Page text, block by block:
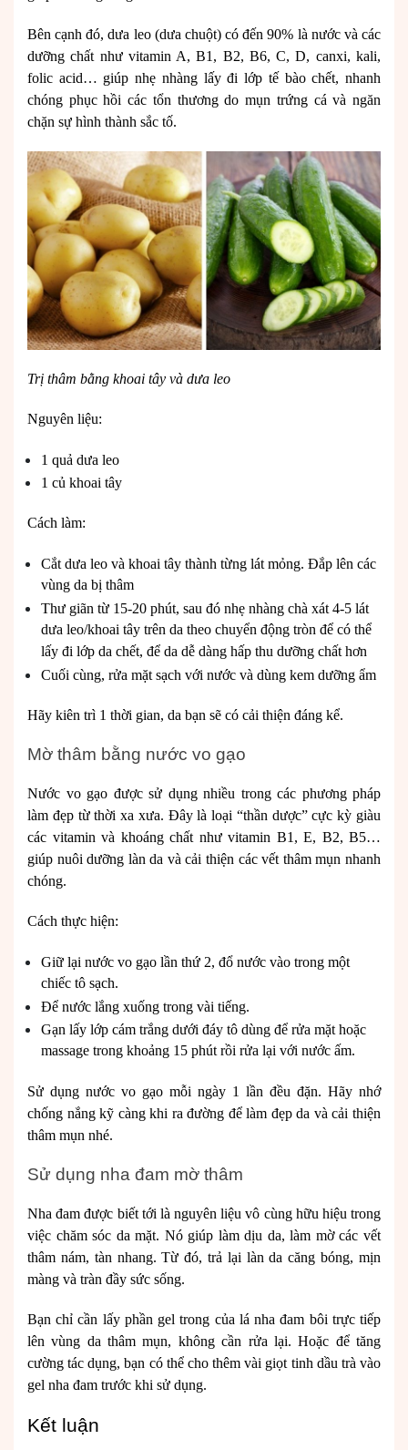
Bên cạnh đó, dưa leo (dưa chuột) có đến 90% là nước và các
dưỡng chất như vitamin A, B1, B2, B6, C, D, canxi, kali,
folic acid… giúp nhẹ nhàng lấy đi lớp tế bào chết, nhanh
chóng phục hồi các tổn thương domụn trứng cá và ngăn
chặn sự hình thành sắc tố.
Trị thâm bằng khoai tây và dưa leo
Nguyên liệu:
1 quả dưa leo
1 củ khoai tây
Cách làm:
Cắt dưa leo và khoai tây thành từng lát mỏng. Đắp lên các
vùng da bị thâm
Thư giãn từ 15-20 phút, sau đó nhẹ nhàng chà xát 4-5 lát
dưa leo/khoai tây trên da theo chuyển động tròn để có thể
lấy đi lớp da chết, để da dễ dàng hấp thu dưỡng chất hơn
Cuối cùng, rửa mặt sạch với nước và dùng kem dưỡng ẩm
Hãy kiên trì 1 thời gian, da bạn sẽ có cải thiện đáng kể.
Mờ thâm bằng nước vo gạo
Nước vo gạo được sử dụng nhiều trong các phương pháp
làm đẹp từ thời xa xưa. Đây là loại “thần dược” cực kỳ giàu
các vitamin và khoáng chất như vitamin B1, E, B2, B5…
giúp nuôi dưỡng làn da và cải thiện các vết thâm mụn nhanh
chóng.
Cách thực hiện:
Giữ lại nước vo gạo lần thứ 2, đổ nước vào trong một
chiếc tô sạch.
Để nước lắng xuống trong vài tiếng.
Gạn lấy lớp cám trắng dưới đáy tô dùng để rửa mặt hoặc
massage trong khoảng 15 phút rồi rửa lại với nước ấm.
Sử dụng nước vo gạo mỗi ngày 1 lần đều đặn. Hãy nhớ
chống nắng kỹ càng khi ra đường để làm đẹp da và cải thiện
thâm mụn nhé.
Sử dụng nha đam mờ thâm
Nha đam được biết tới là nguyên liệu vô cùng hữu hiệu trong
việc chăm sóc da mặt. Nó giúp làm dịu da, làm mờ các vết
thâm nám, tàn nhang. Từ đó, trả lại làn da căng bóng, mịn
màng và tràn đầy sức sống.
Bạn chỉ cần lấy phần gel trong của lá nha đam bôi trực tiếp
lên vùng da thâm mụn, không cần rửa lại. Hoặc để tăng
cường tác dụng, bạn có thể cho thêm vài giọt tinh dầu trà vào
gel nha đam trước khi sử dụng.
Kết luận